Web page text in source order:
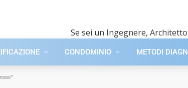
Se sei un Ingegnere,
CONDOMINIO METODI